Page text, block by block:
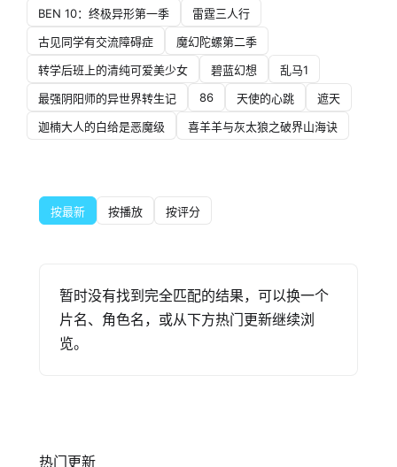
BEN 10：终极异形第一季
雷霆三人行
古见同学有交流障碍症
魔幻陀螺第二季
转学后班上的清纯可爱美少女
碧蓝幻想
乱马1
最强阴阳师的异世界转生记
86 天使的心跳
遮天
迦楠大人的白给是恶魔级
喜羊羊与灰太狼之破界山海诀
按最新 按播放 按评分
暂时没有找到完全匹配的结果，可以换一个
片名、角色名，或从下方热门更新继续浏
览。
热门更新